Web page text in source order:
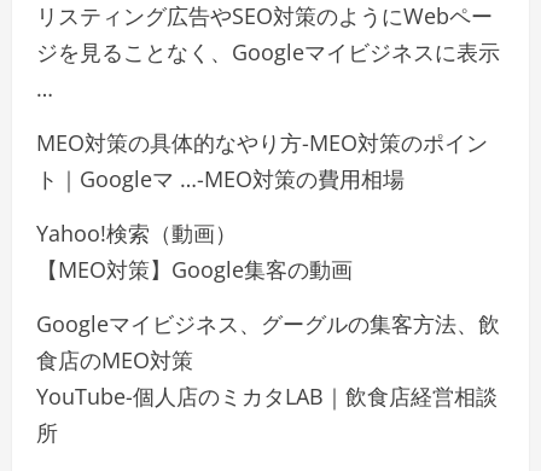
リスティング広告やSEO対策のようにWebペー
ジを見ることなく、Googleマイビジネスに表示
…
MEO対策の具体的なやり方-MEO対策のポイン
ト｜Googleマ …-MEO対策の費用相場
Yahoo!検索（動画）
【MEO対策】Google集客の動画
Googleマイビジネス、グーグルの集客方法、飲
食店のMEO対策
YouTube-個人店のミカタLAB｜飲食店経営相談
所